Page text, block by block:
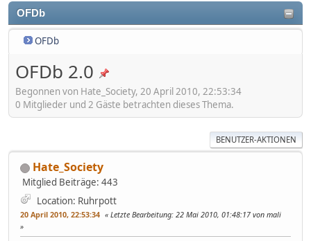
OFDb
OFDb
OFDb 2.0
Begonnen von Hate_Society, 20 April 2010, 22:53:34
0 Mitglieder und 2 Gäste betrachten dieses Thema.
BENUTZER-AKTIONEN
Hate_Society
Mitglied Beiträge: 443
Location: Ruhrpott
20 April 2010, 22:53:34 Letzte Bearbeitung: 22 Mai 2010, 01:48:17 von mali